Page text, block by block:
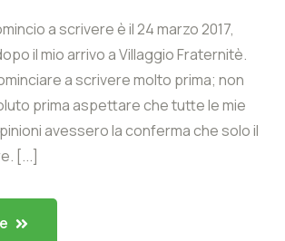
a scrivere è il 24 marzo 2017,
il mio arrivo a Villaggio Fraternitè.
a scrivere molto prima; non
prima aspettare che tutte le mie
avessero la conferma che solo il
[...]